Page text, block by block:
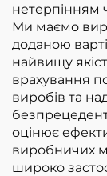
нетерпінням
Ми маємо
доданою
найвищу
врахування
виробів та
оцінює
виробничих
широко